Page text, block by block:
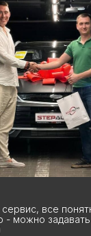
все понятно, если
задавать